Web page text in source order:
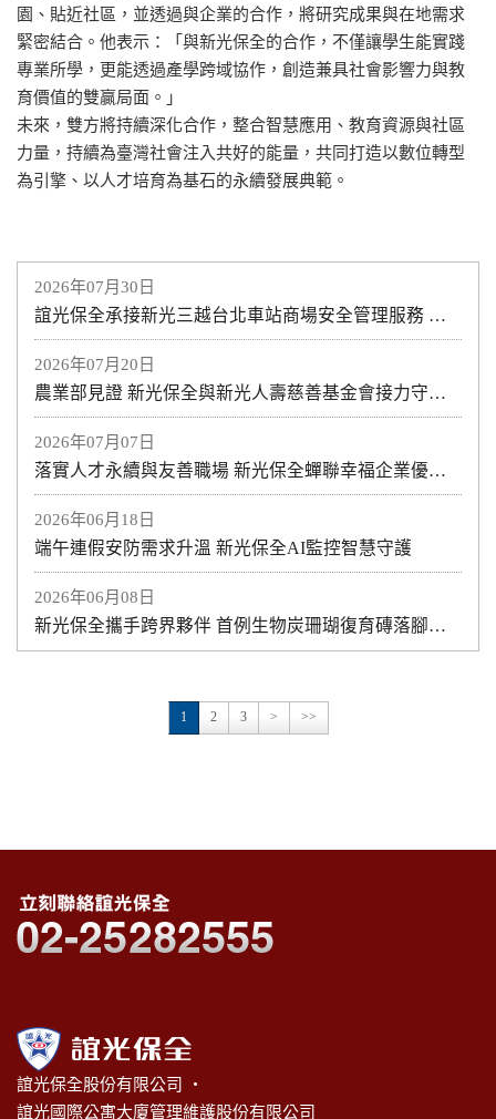
2026年07月30日
誼光保全承接新光三越台北車站商場安全管理服務 攜手打造安心、安全的商場環境 專業維安服務進駐 提供全方位商場安全管理
2026年07月20日
農業部見證 新光保全與新光人壽慈善基金會接力守護土地與海洋
2026年07月07日
落實人才永續與友善職場 新光保全蟬聯幸福企業優質獎
2026年06月18日
端午連假安防需求升溫 新光保全AI監控智慧守護
2026年06月08日
新光保全攜手跨界夥伴 首例生物炭珊瑚復育磚落腳澎湖
1 2 3 > >>
園、貼近社區，並透過與企業的合作，將研究成果與在地需求
緊密結合。他表示：「與新光保全的合作，不僅讓學生能實踐
專業所學，更能透過產學跨域協作，創造兼具社會影響力與教
育價值的雙贏局面。」
未來，雙方將持續深化合作，整合智慧應用、教育資源與社區
力量，持續為臺灣社會注入共好的能量，共同打造以數位轉型
為引擎、以人才培育為基石的永續發展典範。
誼光保全股份有限公司 ‧
誼光國際公寓大廈管理維護股份有限公司